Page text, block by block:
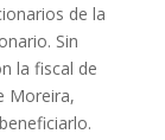
de la
Sin
la fiscal de
Moreira,